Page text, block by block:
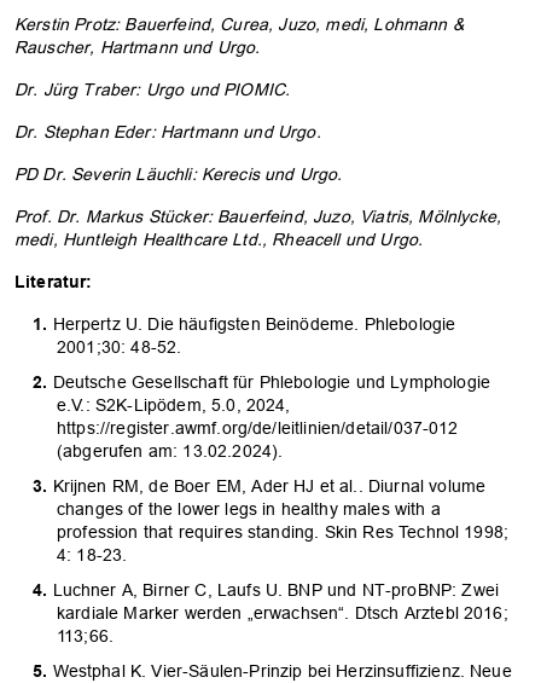
Kerstin Protz: Bauerfeind, Curea, Juzo, medi, Lohmann &
Rauscher, Hartmann und Urgo.
Dr. Jürg Traber: Urgo und PIOMIC.
Dr. Stephan Eder: Hartmann und Urgo.
PD Dr. Severin Läuchli: Kerecis und Urgo.
Prof. Dr. Markus Stücker: Bauerfeind, Juzo, Viatris, Mölnlycke,
medi, Huntleigh Healthcare Ltd., Rheacell und Urgo.
Literatur:
Herpertz U. Die häufigsten Beinödeme. Phlebologie
2001;30: 48-52.
Deutsche Gesellschaft für Phlebologie und Lymphologie
e.V.: S2K-Lipödem, 5.0, 2024,
https://register.awmf.org/de/leitlinien/detail/037-012
(abgerufen am: 13.02.2024).
Krijnen RM, de Boer EM, Ader HJ et al.. Diurnal volume
changes of the lower legs in healthy males with a
profession that requires standing. Skin Res Technol 1998;
4: 18-23.
Luchner A, Birner C, Laufs U. BNP und NT-proBNP: Zwei
kardiale Marker werden „erwachsen“. Dtsch Arztebl 2016;
113;66.
Westphal K. Vier-Säulen-Prinzip bei Herzinsuffizienz. Neue